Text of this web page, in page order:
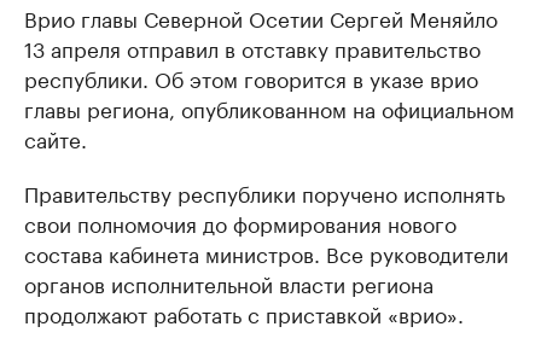
Врио главы Северной Осетии Сергей Меняйло
13 апреля отправил в отставку правительство
республики. Об этом говорится в указе врио
главы региона, опубликованном на официальном
сайте.
Правительству республики поручено исполнять
свои полномочия до формирования нового
состава кабинета министров. Все руководители
органов исполнительной власти региона
продолжают работать с приставкой «врио».